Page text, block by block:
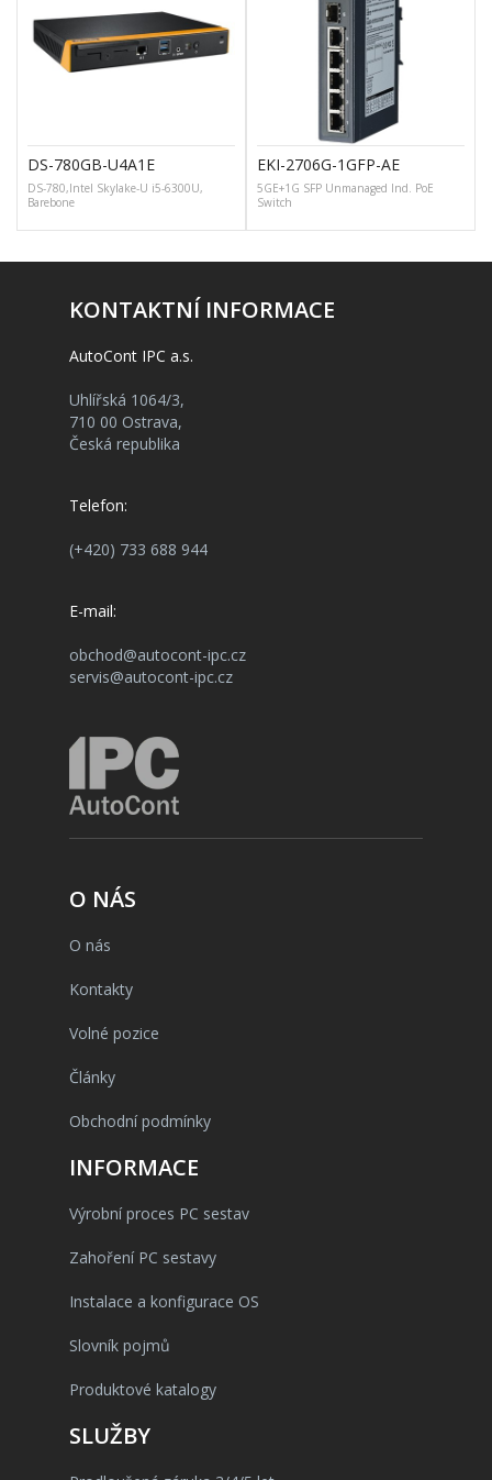
DS-780GB-U4A1E
DS-780,Intel Skylake-U i5-6300U,
Barebone
EKI-2706G-1GFP-AE
5GE+1G SFP Unmanaged Ind. PoE
Switch
KONTAKTNÍ INFORMACE
AutoCont IPC a.s.
Uhlířská 1064/3,
710 00 Ostrava,
Česká republika
Telefon:
(+420) 733 688 944
E-mail:
obchod@autocont-ipc.cz
servis@autocont-ipc.cz
O NÁS
O nás
Kontakty
Volné pozice
Články
Obchodní podmínky
INFORMACE
Výrobní proces PC sestav
Zahoření PC sestavy
Instalace a konfigurace OS
Slovník pojmů
Produktové katalogy
SLUŽBY